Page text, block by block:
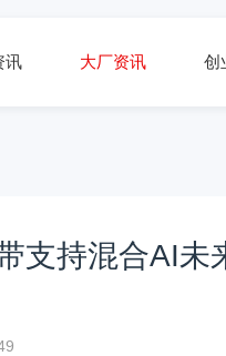
讯 大厂资讯 创
支持混合AI